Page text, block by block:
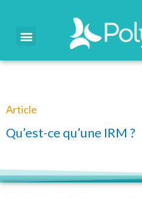
Article
Qu’est-ce qu’une IRM ?